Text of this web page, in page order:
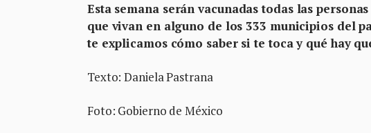
Esta semana serán vacunadas todas las
que vivan en alguno de los 333 municipios del
te explicamos cómo saber si te toca y qué hay
Texto: Daniela Pastrana
Foto: Gobierno de México